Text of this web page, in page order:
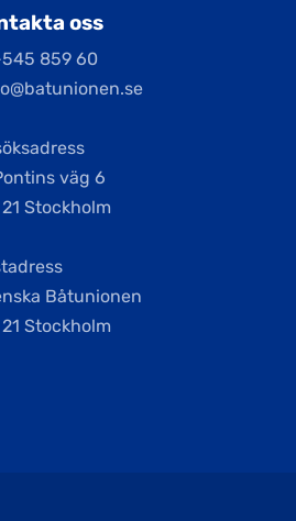
oss
859 60
väg 6
21 Stockholm
Båtunionen
21 Stockholm